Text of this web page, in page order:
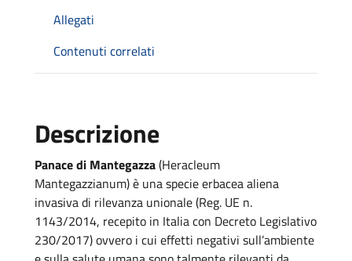
Allegati
Contenuti correlati
Descrizione
Panace di Mantegazza(Heracleum
Mantegazzianum) è una specie erbacea aliena
invasiva di rilevanza unionale (Reg. UE n.
1143/2014, recepito in Italia con Decreto Legislativo
230/2017) ovvero i cui effetti negativi sull’ambiente